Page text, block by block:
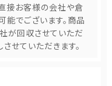
接お客様の会社や倉
でございます。商品
が回収させていただ
せていただきます。